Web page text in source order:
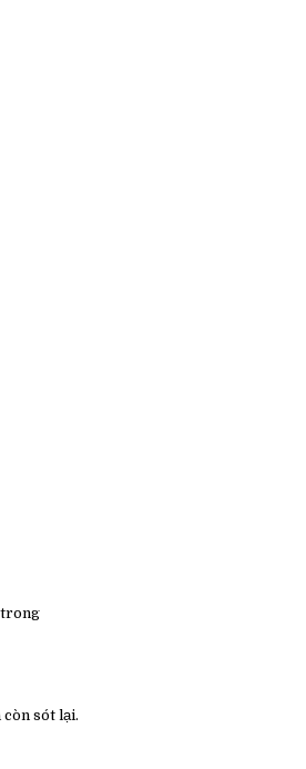
trong
còn sót lại.